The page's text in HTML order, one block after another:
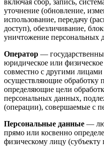
включая сбор, запись,
уточнение (обновление,
использование, передачу
доступ), обезличивание,
уничтожение персональных
Оператор —
юридическое или
совместно с другими
осуществляющие обработку
определяющие цели
персональных данных,
(операции), совершаемые с
Персональные данные —
прямо или косвенно
физическому лицу